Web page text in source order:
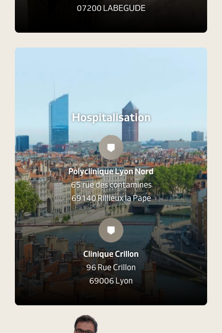
07200 LABEGUDE
Hospitalisation
Polyclinique Lyon Nord
65 rue des contamines
69140 Rillieux la Pape
Clinique Crillon
96 Rue Crillon
69006 Lyon